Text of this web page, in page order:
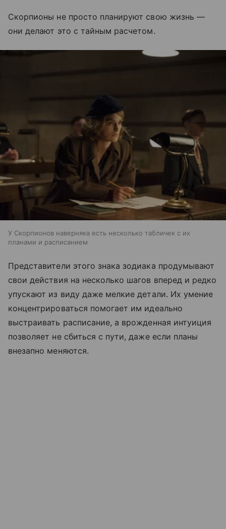
Скорпионы не просто планируют свою жизнь —
они делают это с тайным расчетом.
У Скорпионов наверняка есть несколько табличек с их
планами и расписанием
Представители этого знака зодиака продумывают
свои действия на несколько шагов вперед и редко
упускают из виду даже мелкие детали. Их умение
концентрироваться помогает им идеально
выстраивать расписание, а врожденная интуиция
позволяет не сбиться с пути, даже если планы
внезапно меняются.